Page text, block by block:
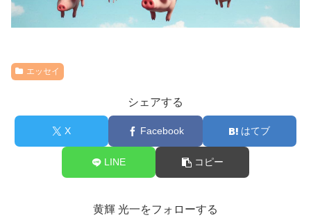
エッセイ
シェアする
X Facebook はてブ
LINE コピー
黄輝 光一をフォローする